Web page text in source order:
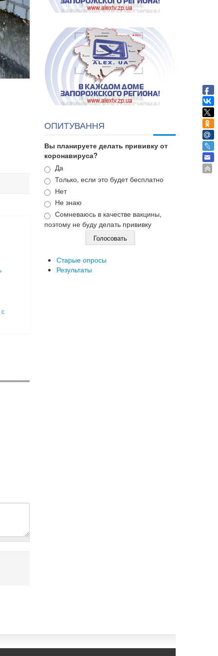
ОПИТУВАННЯ
Вы планируете делать прививку от
коронавируса?
Варианты
Да
Только, если это будет бесплатно
Нет
Не знаю
Сомневаюсь в качестве вакцины,
поэтому не буду делать прививку
Старые опросы
Результаты